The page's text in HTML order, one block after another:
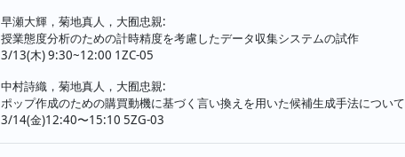
早瀬大輝，菊地真人，大囿忠親:
授業態度分析のための計時精度を考慮したデータ収集システムの試作
3/13(木) 9:30~12:00 1ZC-05
中村詩織，菊地真人，大囿忠親:
ポップ作成のための購買動機に基づく言い換えを用いた候補生成手法について
3/14(金)12:40〜15:10 5ZG-03